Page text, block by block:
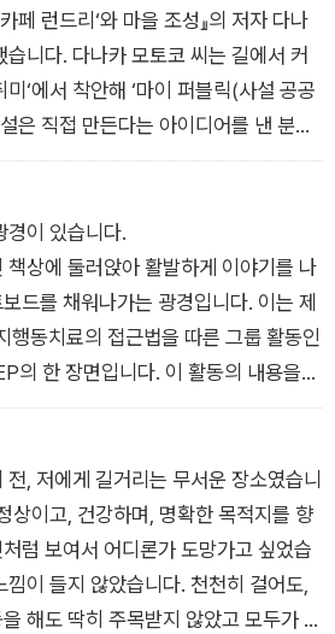
된 것 같기도 합니다. 여기서는 공적인
경우를 일절 허용하지 않는, 공과 사
듯한 느낌을 받습니다.
그 경계에 명확한 선을 그을 수 없게
루와 현관 앞, 봉당까지는 다른 사람
오는 것이 일상이고, 큰 방을 개방하
를 치르는 공적인 장소가 되기도 합니
공적인 장소를 청소하며 관리를 하는
니 공과 사의 범위가 그때그때 바뀌는
이용자로서만 어떤 공간과 관계를 맺
지만 이런 것이 ‘자발적 의지에 기반
었는지, 어느새 루차 리브로도 공과 사
니다. 그렇다 해도 개관일이 한 달에
자신의 장소를 공유하는 감각과 도시
의 중간쯤이겠지요. 평소에는 사적인
2를 개방해 찾아오는 사람들과 거실
반핵·환경운동가 조제 보베에 관한 이
일주일에 한 번 열리는 시장에 대한
재한 도넬라 메도즈와 할 해밀턴은 보
음과 같은 주목할 만한 사항을 보고했
이 작은 마을에서는 일주일에 한 번
동네에서 많은 사람들이 저마다 농산물
든다. 사람들은 각자가 가져온 음식과
고 마시면서 노래를 부른다. 연극 공연
자와 소비자의 구분이 없다. 하나의
티풀>
플리마켓 같은 마을 장터 운영에 가끔
시장을 만들 수 있다면 좋겠는걸‘ 하고
지만 이 이야기를 다른 사람에게 했더
로 물건값을 치르는 게 아니라 물물교
페 런드리‘와 마을 조성』의 저자 다나
니다. 다나카 모토코 씨는 길에서 커
‘에서 착안해 ‘마이 퍼블릭(사설 공공
은 직접 만든다는 아이디어를 낸 분으
를 두고 시작한 ‘카페 런드리‘도 이 아
니다. 대담 도중 다나카 씨가 다음과 같
두가 어떤 손님에게든 늘 같은 어조, 같
라고 인사하지 못해도 괜찮다고 생각해
로 이것이 낮에 나눈 규칙 이야기에 대
다. 그렇습니다. 다나카씨는 다른 가게
은 어조로 ˝어서오세요˝ 하고 말하는
에, 오히려 ‘카페 런드리‘에서는 그렇
한다는 이야기를 이어서 했습니다. 이
니다.
면에 드러내며 일하기를 바라기에, 결
경이 있습니다.
책상에 둘러앉아 활발하게 이야기를 나
드를 채워나가는 광경입니다. 이는 제
행동치료의 접근법을 따른 그룹 활동인
의 한 장면입니다. 이 활동의 내용을
중 누군가의 일상 속 고민에 대해 그
적 같은 말을 모두 함께 제안하는 것입
후보 중에서 당사자가 하나를 골라 수
스며들게 하는 것까지가 한 세트입니
두 완벽한데 나만 엉망인 것 같아서 괴
음과 같은 말이 화이트보드를 채웠습
, 저에게 길거리는 무서운 장소였습니
상이고, 건강하며, 명확한 목적지를 향
럼 보여서 어디론가 도망가고 싶었습
이 들지 않았습니다. 천천히 걸어도,
해도 딱히 주목받지 않았고 모두가 저